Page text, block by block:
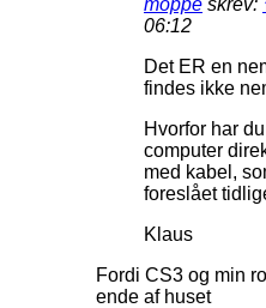
06:12
Det ER en
findes ikke
Hvorfor har
computer
med kabel,
foreslået
Klaus
Fordi CS3 og min
ende af huset